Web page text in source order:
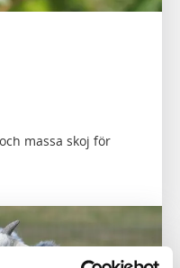
massa skoj för